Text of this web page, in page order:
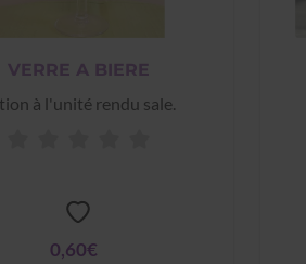
VERRE A BIERE
à l'unité rendu sale.
0,60€